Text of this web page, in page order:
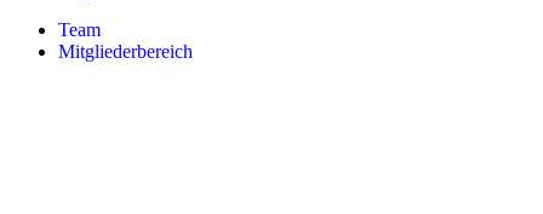
Team
Mitgliederbereich